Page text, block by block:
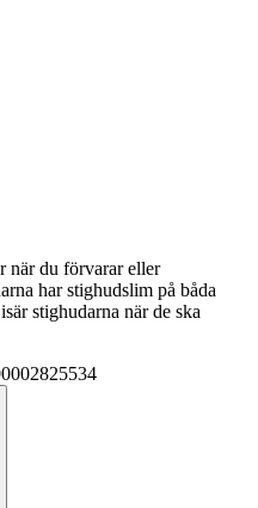
när du förvarar eller
har stighudslim på båda
stighudarna när de ska